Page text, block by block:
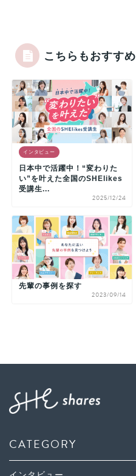
こちらもおすすめ
インタビュー
日本中で活躍中！“変わりた
い”を叶えた全国のSHElikes
受講生...
2025/12/24
先輩の事例を探す
2023/09/14
CATEGORY